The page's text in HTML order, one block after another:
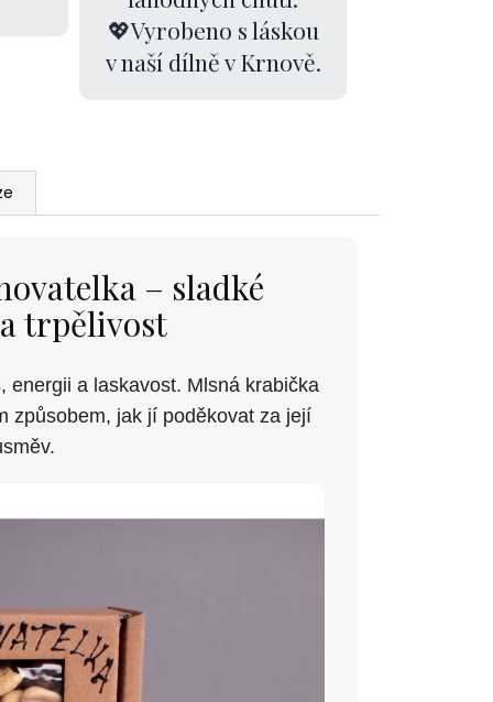
💖Vyrobeno s láskou
v naší dílně v Krnově.
– sladké
trpělivost
energii a laskavost. Mlsná krabička
způsobem, jak jí poděkovat za její